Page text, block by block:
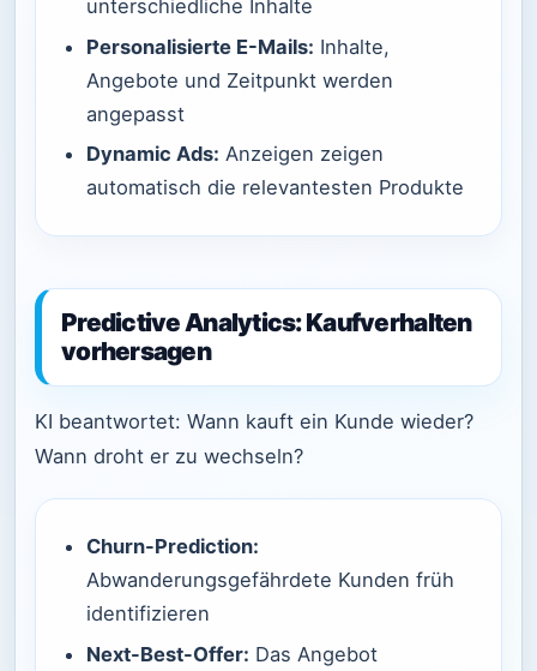
unterschiedliche Inhalte
Personalisierte E-Mails: Inhalte,
Angebote und Zeitpunkt werden
angepasst
Dynamic Ads: Anzeigen zeigen
automatisch die relevantesten Produkte
Predictive Analytics: Kaufverhalten
vorhersagen
KI beantwortet: Wann kauft ein Kunde wieder?
Wann droht er zu wechseln?
Churn-Prediction:
Abwanderungsgefährdete Kunden früh
identifizieren
Next-Best-Offer: Das Angebot